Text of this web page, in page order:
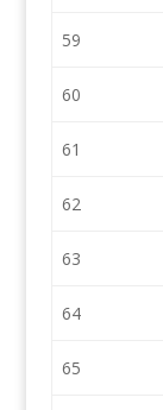
59
60
61
62
63
64
65